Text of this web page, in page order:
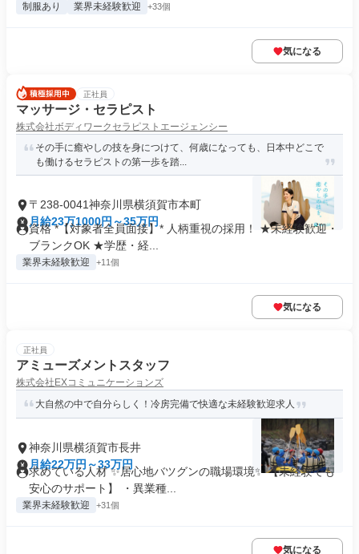
制服あり 業界未経験歓迎 +33個
気になる
正社員
マッサージ・セラピスト
株式会社ボディワークセラピストエージェンシー
その手に癒やしの技を身につけて、何歳になっても、日本中どこで
も働けるセラピストの第一歩を踏...
〒238-0041神奈川県横須賀市本町
月給23万1000円～35万円
資格 *【対象者全員面接】* 人柄重視の採用！ ★未経験歓迎・
ブランクOK ★学歴・経...
業界未経験歓迎 +11個
気になる
正社員
アミューズメントスタッフ
株式会社EXコミュニケーションズ
大自然の中で自分らしく！冷房完備で快適な未経験歓迎求人
神奈川県横須賀市長井
月給22万円～33万円
求めている人材 ✨居心地バツグンの職場環境✨ 【未経験でも
安心のサポート】 ・異業種...
業界未経験歓迎 +31個
気になる